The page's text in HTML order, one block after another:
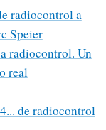
radiocontrol a
Speier
radiocontrol. Un
real
de radiocontrol